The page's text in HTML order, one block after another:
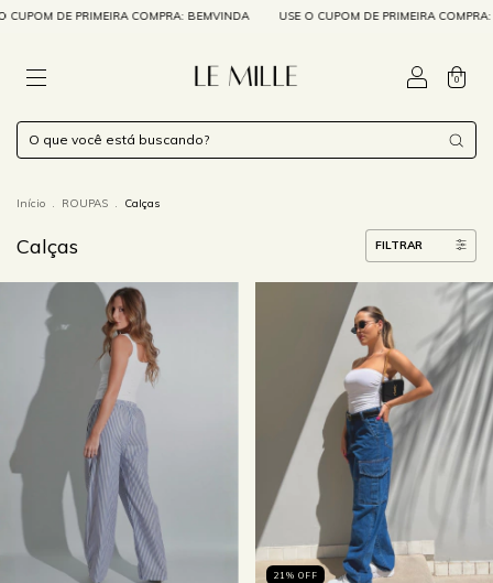
DE PRIMEIRA COMPRA: BEMVINDA USE O CUPOM DE PRIMEIRA COMPRA:
0
Início . ROUPAS . Calças
Calças FILTRAR
21 % OFF